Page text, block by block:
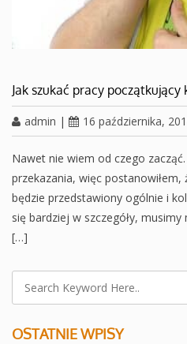
Jak szukać pracy początkujący
admin | 16 października,
Nawet nie wiem od czego
przekazania, więc postanowiłem,
będzie przedstawiony ogólnie i
się bardziej w szczegóły, musimy
[…]
OSTATNIE WPISY